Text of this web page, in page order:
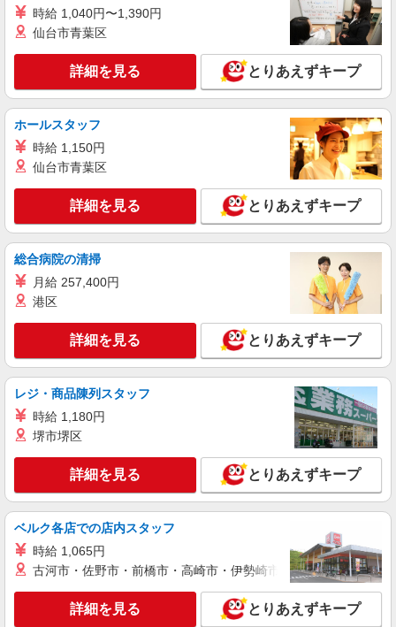
時給 1,040円〜1,390円
仙台市青葉区
詳細を見る とりあえずキープ
ホールスタッフ
時給 1,150円
仙台市青葉区
詳細を見る とりあえずキープ
総合病院の清掃
月給 257,400円
港区
詳細を見る とりあえずキープ
レジ・商品陳列スタッフ
時給 1,180円
堺市堺区
詳細を見る とりあえずキープ
ベルク各店での店内スタッフ
時給 1,065円
古河市・佐野市・前橋市・高崎市・伊勢崎市・太田市・館林市
詳細を見る とりあえずキープ